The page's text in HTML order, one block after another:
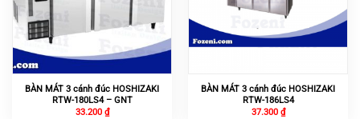
BÀN MÁT 3 cánh đúc HOSHIZAKI
RTW-180LS4 – GNT
33.200 ₫
BÀN MÁT 3 cánh đúc HOSHIZAKI
RTW-186LS4
37.300 ₫